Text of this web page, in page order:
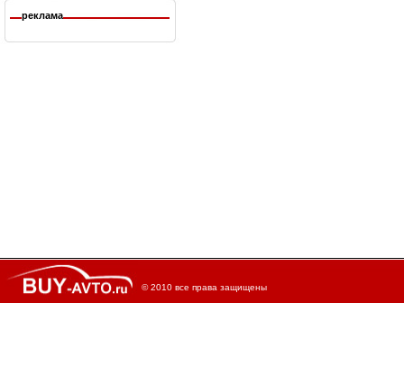
реклама
© 2010 все права защищены